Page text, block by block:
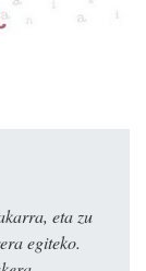
eta zu
egiteko.